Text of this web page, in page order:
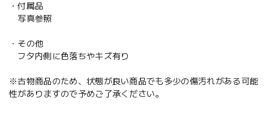
・付属品
写真参照
・その他
フタ内側に色落ちやキズ有り
※古物商品のため、状態が良い商品でも多少の傷汚れがある可能
性がありますので予めご了承ください。